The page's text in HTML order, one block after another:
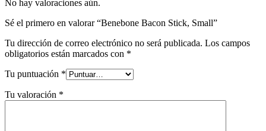
No hay valoraciones aún.
Sé el primero en valorar “Benebone Bacon Stick, Small”
Tu dirección de correo electrónico no será publicada. Los campos
obligatorios están marcados con *
Tu puntuación *
Tu valoración *